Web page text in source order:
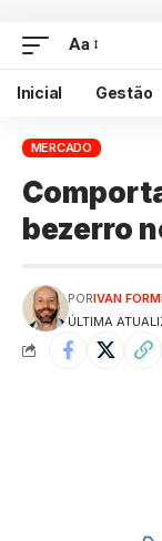
Aa
Inicial Gestão
MERCADO
bezerro
ÚLTIMA
PORIVAN